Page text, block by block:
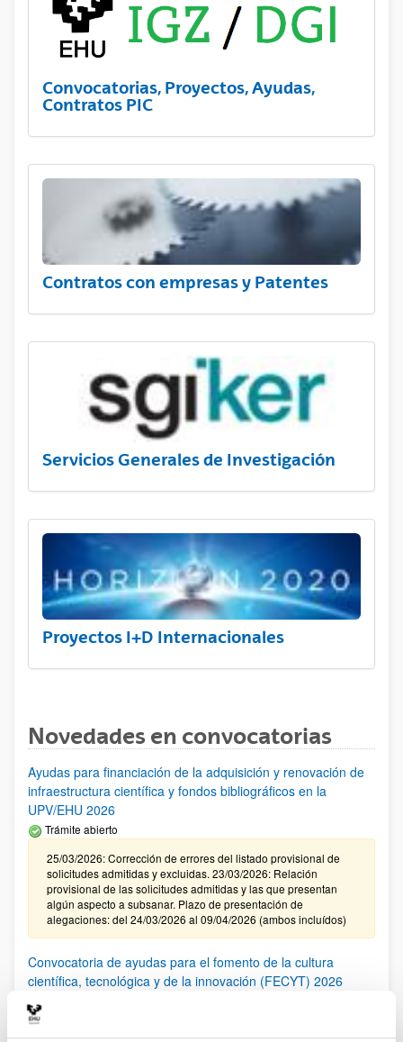
Convocatorias, Proyectos, Ayudas,
Contratos PIC
Contratos con empresas y Patentes
Servicios Generales de Investigación
Proyectos I+D Internacionales
Novedades en convocatorias
Ayudas para financiación de la adquisición y renovación de
infraestructura científica y fondos bibliográficos en la
UPV/EHU 2026
Trámite abierto
25/03/2026: Corrección de errores del listado provisional de
solicitudes admitidas y excluidas. 23/03/2026: Relación
provisional de las solicitudes admitidas y las que presentan
algún aspecto a subsanar. Plazo de presentación de
alegaciones: del 24/03/2026 al 09/04/2026 (ambos incluídos)
Convocatoria de ayudas para el fomento de la cultura
científica, tecnológica y de la innovación (FECYT) 2026